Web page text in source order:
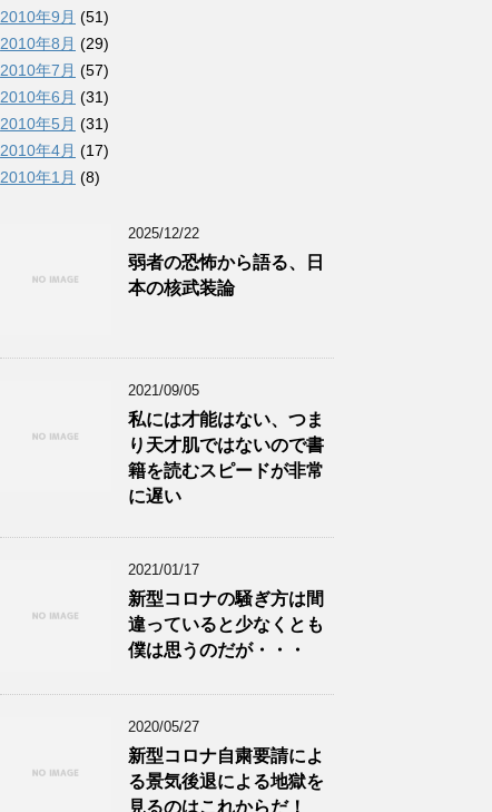
2010年9月 (51)
2010年8月 (29)
2010年7月 (57)
2010年6月 (31)
2010年5月 (31)
2010年4月 (17)
2010年1月 (8)
2025/12/22
弱者の恐怖から語る、日
本の核武装論
2021/09/05
私には才能はない、つま
り天才肌ではないので書
籍を読むスピードが非常
に遅い
2021/01/17
新型コロナの騒ぎ方は間
違っていると少なくとも
僕は思うのだが・・・
2020/05/27
新型コロナ自粛要請によ
る景気後退による地獄を
見るのはこれからだ！